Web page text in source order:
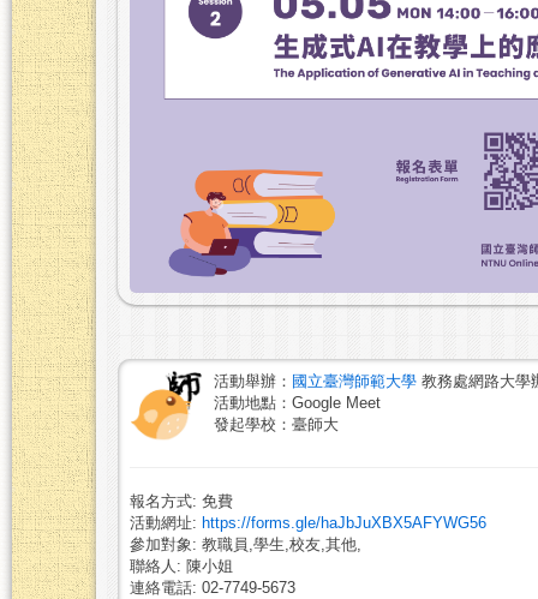
活動舉辦： 國立臺灣師範大學 教務處網路大學
活動地點：Google Meet
發起學校：臺師大
報名方式: 免費
活動網址: https://forms.gle/haJbJuXBX5AFYWG56
參加對象: 教職員,學生,校友,其他,
聯絡人: 陳小姐
連絡電話: 02-7749-5673